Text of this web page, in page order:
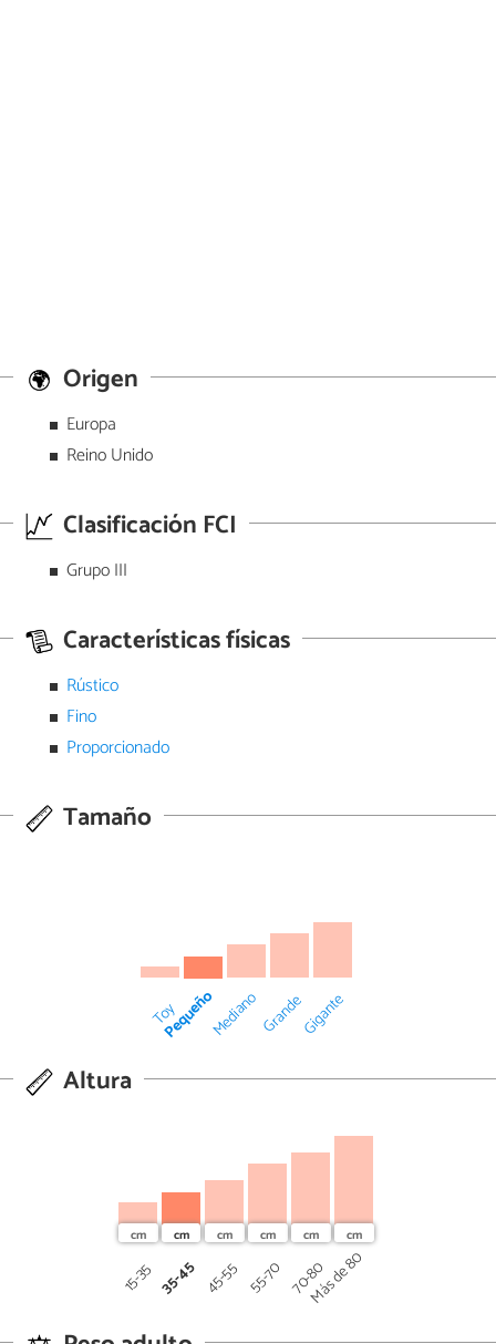
Origen
Europa
Reino Unido
Clasificación FCI
Grupo III
Características físicas
Rústico
Fino
Proporcionado
Tamaño
Toy
PequeñoMedianoGrandeGigante
Altura
15-35 35-45 45-55 55-70 70-80
Más de 80